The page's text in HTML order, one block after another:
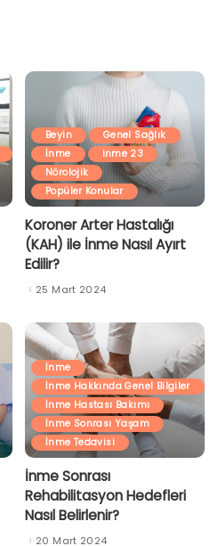
Beyin
Genel Sağlık
İnme
inme 23
Nörolojik
Popüler Konular
Koroner Arter Hastalığı
(KAH) ile İnme Nasıl Ayırt
Edilir?
25 Mart 2024
İnme
İnme Hakkında Genel Bilgiler
İnme Hastası Bakımı
İnme Sonrası Yaşam
İnme Tedavisi
İnme Sonrası
Rehabilitasyon Hedefleri
Nasıl Belirlenir?
20 Mart 2024